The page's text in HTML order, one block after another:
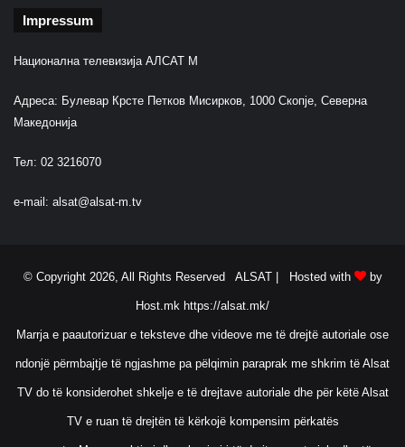
Impressum
Национална телевизија АЛСАТ М
Адреса: Булевар Крсте Петков Мисирков, 1000 Скопје, Северна
Македонија
Тел: 02 3216070
e-mail: alsat@alsat-m.tv
© Copyright 2026, All Rights Reserved ALSAT | Hosted with by
Host.mk https://alsat.mk/
Marrja e paautorizuar e teksteve dhe videove me të drejtë autoriale ose
ndonjë përmbajtje të ngjashme pa pëlqimin paraprak me shkrim të Alsat
TV do të konsiderohet shkelje e të drejtave autoriale dhe për këtë Alsat
TV e ruan të drejtën të kërkojë kompensim përkatës